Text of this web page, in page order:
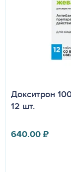
Докситрон
12 шт.
640.00₽